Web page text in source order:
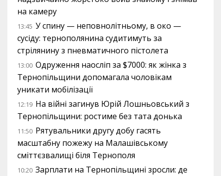
на камеру
13:45 У спину — неповнолітньому, в око —
сусіду: тернополянина судитимуть за
стрілянину з пневматичного пістолета
13:00 Одруження наосліп за $7000: як жінка з
Тернопільщини допомагала чоловікам
уникати мобілізації
12:19 На війні загинув Юрій Лошньовський з
Тернопільщини: ростиме без тата донька
11:50 Рятувальники другу добу гасять
масштабну пожежу на Малашівському
сміттєзвалищі біля Тернополя
10:20 Зарплати на Тернопільщині зросли: де